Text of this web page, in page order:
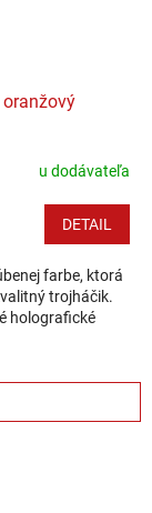
u dodávateľa
DETAIL
farbe, ktorá
trojháčik.
holografické
výpisu